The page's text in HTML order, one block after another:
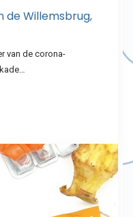
de Willemsbrug,
van de corona-